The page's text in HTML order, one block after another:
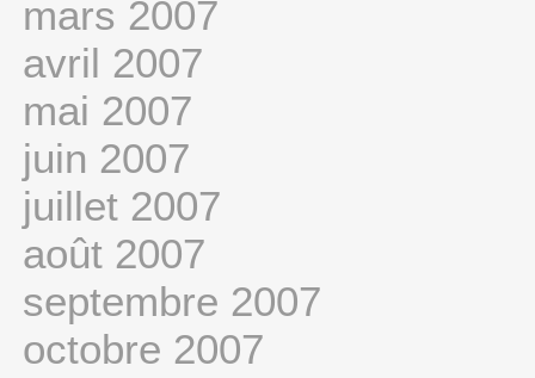
mars 2007
avril 2007
mai 2007
juin 2007
juillet 2007
août 2007
septembre 2007
octobre 2007